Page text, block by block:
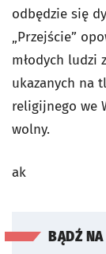
odbędzie się
„Przejście”
młodych ludzi
ukazanych na
religijnego we
wolny.
ak
BĄDŹ